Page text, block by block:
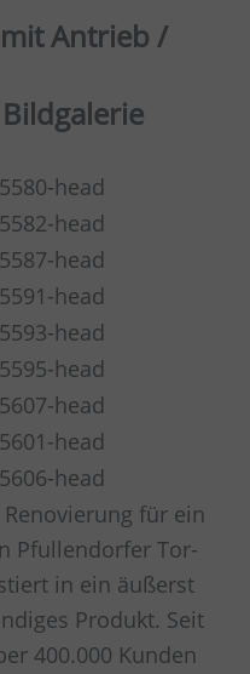
Antrieb /
für ein
Pfullendorfer Tor-
in ein äußerst
Produkt. Seit
400.000 Kunden